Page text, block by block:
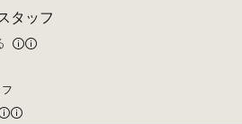
タッフ